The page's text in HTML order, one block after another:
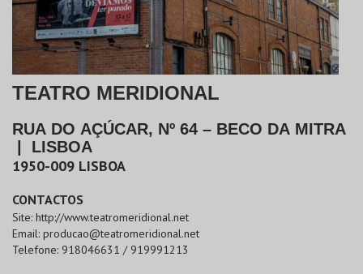
TEATRO MERIDIONAL
RUA DO AÇÚCAR, Nº 64 – BECO DA MITRA
LISBOA
1950-009 LISBOA
CONTACTOS
Site: http://www.teatromeridional.net
Email: producao@teatromeridional.net
Telefone: 918046631 / 919991213